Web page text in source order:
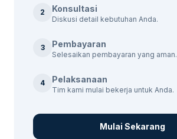
2 Konsultasi
Diskusi detail kebutuhan Anda.
3 Pembayaran
Selesaikan pembayaran yang aman.
4 Pelaksanaan
Tim kami mulai bekerja untuk Anda.
Mulai Sekarang